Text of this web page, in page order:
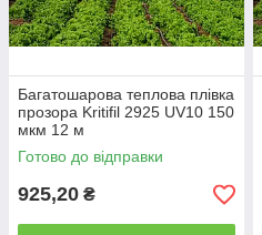
Багатошарова теплова плівка
прозора Kritifil 2925 UV10 150
мкм 12 м
Готово до відправки
925,20 ₴